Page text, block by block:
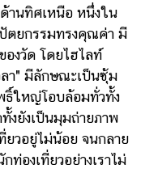
นทิศเหนือ หนึ่งใน
ปัตยกรรมทรงคุณค่า มี
องวัด โดยไฮไลท์
า" มีลักษณะเป็นซุ้ม
ใหญ่โอบล้อมทั่วทั้ง
งยังเป็นมุมถ่ายภาพ
ยวอยู่ไม่น้อย จนกลาย
องเที่ยวอย่างเราไม่